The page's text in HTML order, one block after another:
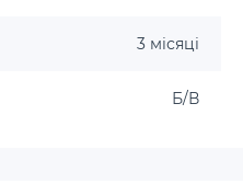
3 місяці
Б/В